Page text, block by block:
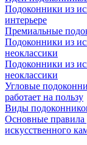
Подоконники из
интерьере
Премиальные
Подоконники из
неоклассики
Подоконники из
неоклассики
Угловые
работает на пользу
Виды
Основные правила
искусственного